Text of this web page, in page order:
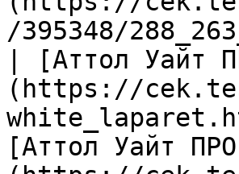
/395348/
| [Аттол Уайт
(https://
[Аттол Уайт